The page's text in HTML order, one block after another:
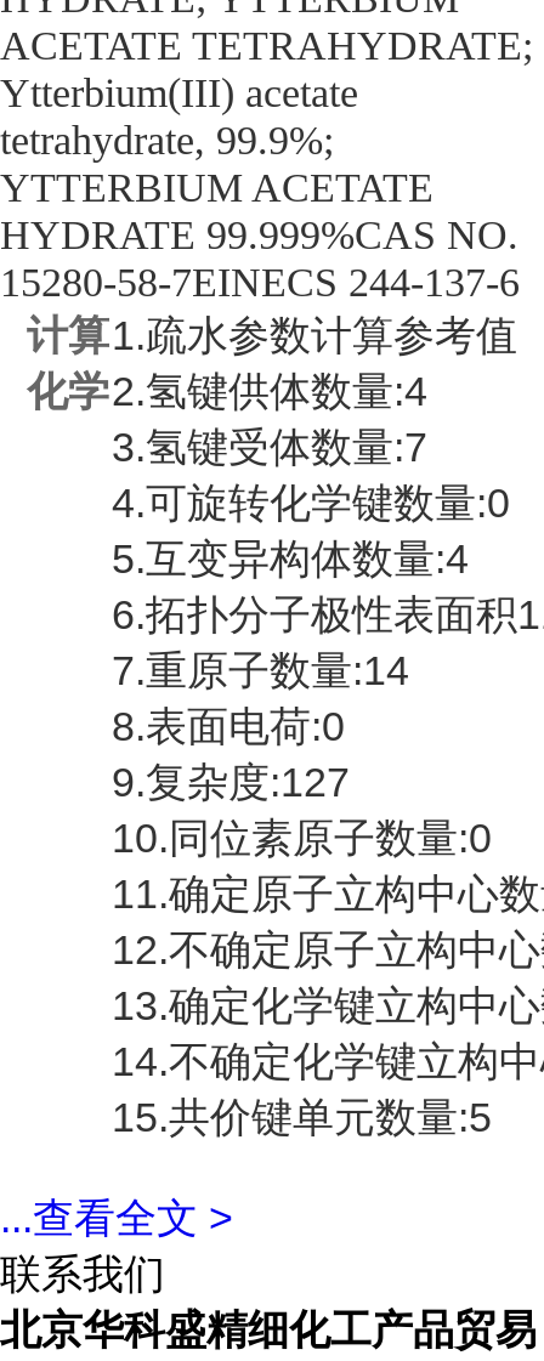
ACETATE TETRAHYDRATE;
Ytterbium(III) acetate
tetrahydrate, 99.9%;
YTTERBIUM ACETATE
HYDRATE 99.999%CAS NO.
15280-58-7EINECS 244-137-6
计算
化学
1.疏水参数计算参考值
2.氢键供体数量:4
3.氢键受体数量:7
4.可旋转化学键数量:0
5.互变异构体数量:4
6.拓扑分子极性表面积
7.重原子数量:14
8.表面电荷:0
9.复杂度:127
10.同位素原子数量:0
11.确定原子立构中心
12.不确定原子立构中
13.确定化学键立构中
14.不确定化学键立构
15.共价键单元数量:5
...查看全文 >
联系我们
北京华科盛精细化工产品贸易